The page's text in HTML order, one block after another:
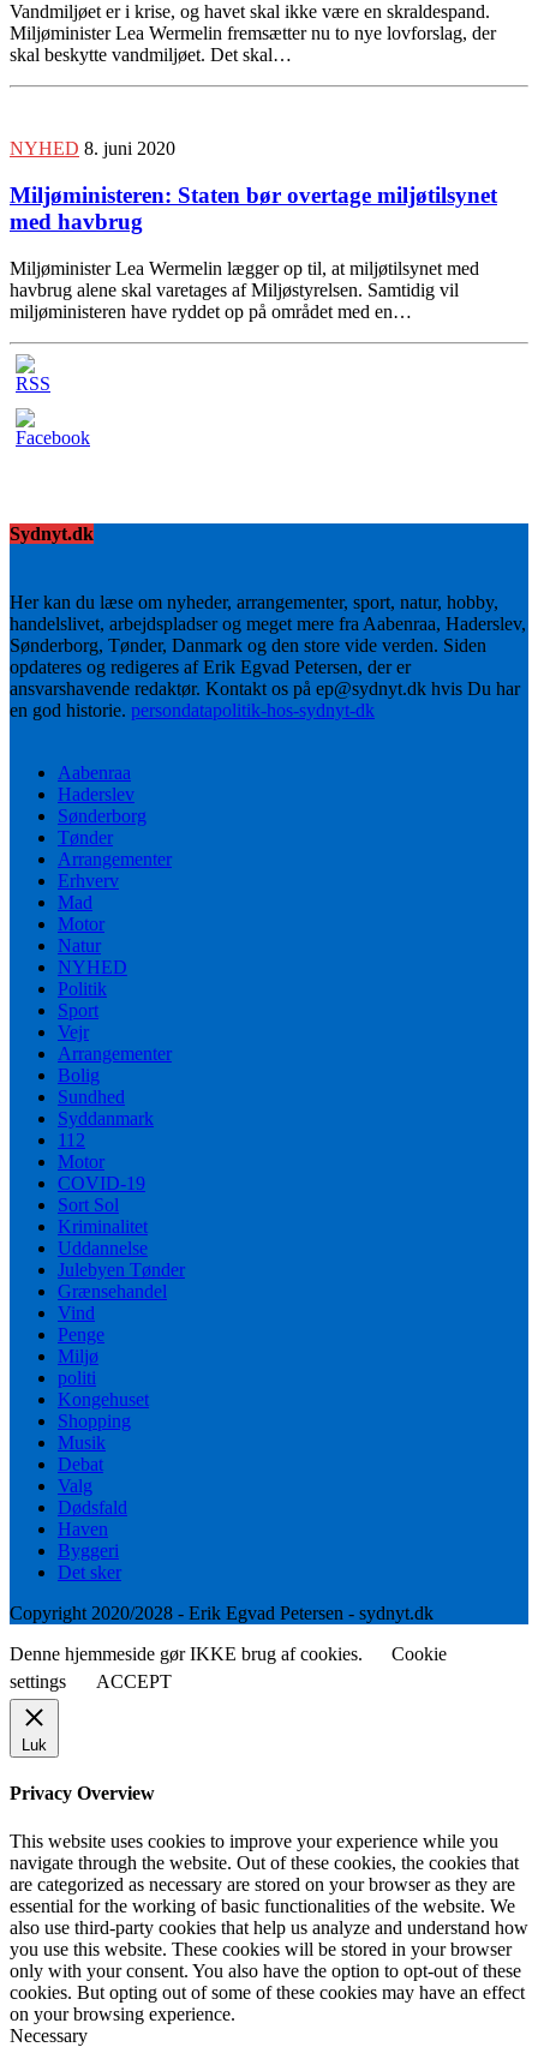
Vandmiljøet er i krise, og havet skal ikke være en skraldespand.
Miljøminister Lea Wermelin fremsætter nu to nye lovforslag, der
skal beskytte vandmiljøet. Det skal…
NYHED 8. juni 2020
Miljøministeren: Staten bør overtage miljøtilsynet
med havbrug
Miljøminister Lea Wermelin lægger op til, at miljøtilsynet med
havbrug alene skal varetages af Miljøstyrelsen. Samtidig vil
miljøministeren have ryddet op på området med en…
Sydnyt.dk
Her kan du læse om nyheder, arrangementer, sport, natur, hobby,
handelslivet, arbejdspladser og meget mere fra Aabenraa, Haderslev,
Sønderborg, Tønder, Danmark og den store vide verden. Siden
opdateres og redigeres af Erik Egvad Petersen, der er
ansvarshavende redaktør. Kontakt os på ep@sydnyt.dk hvis Du har
en god historie. persondatapolitik-hos-sydnyt-dk
Aabenraa
Haderslev
Sønderborg
Tønder
Arrangementer
Erhverv
Mad
Motor
Natur
NYHED
Politik
Sport
Vejr
Arrangementer
Bolig
Sundhed
Syddanmark
112
Motor
COVID-19
Sort Sol
Kriminalitet
Uddannelse
Julebyen Tønder
Grænsehandel
Vind
Penge
Miljø
politi
Kongehuset
Shopping
Musik
Debat
Valg
Dødsfald
Haven
Byggeri
Det sker
Copyright 2020/2028 - Erik Egvad Petersen - sydnyt.dk
Denne hjemmeside gør IKKE brug af cookies.
Cookie
settings
ACCEPT
Luk
Privacy Overview
This website uses cookies to improve your experience while you
navigate through the website. Out of these cookies, the cookies that
are categorized as necessary are stored on your browser as they are
essential for the working of basic functionalities of the website. We
also use third-party cookies that help us analyze and understand how
you use this website. These cookies will be stored in your browser
only with your consent. You also have the option to opt-out of these
cookies. But opting out of some of these cookies may have an effect
on your browsing experience.
Necessary